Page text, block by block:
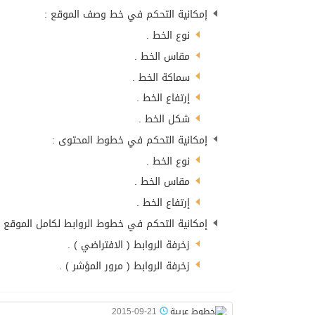
إمكانية التحكم في خط وصف الموقع :
نوع الخط .
مقاس الخط .
سماكة الخط .
إرتفاع الخط .
شكل الخط .
إمكانية التحكم في خطوط المحتوى :
نوع الخط .
مقاس الخط .
إرتفاع الخط .
إمكانية التحكم في خطوط الروابط لكامل
زخرفة الروابط ( الافتراضي ) .
زخرفة الروابط ( مرور المؤشر ) .
2015-09-21